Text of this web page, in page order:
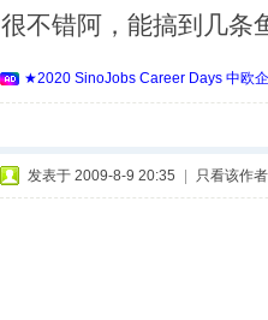
很不错阿，能搞到几条
★2020 SinoJobs Career Days 中欧
发表于 2009-8-9 20:35 只看该作者